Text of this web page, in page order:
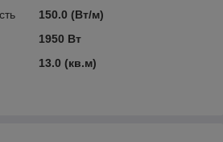
150.0 (Вт/м)
1950 Вт
13.0 (кв.м)